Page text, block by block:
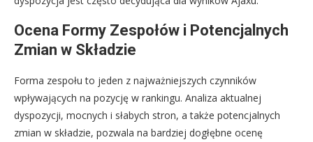
Ocena Formy Zespołów i Potencjalnych
Zmian w Składzie
Forma zespołu to jeden z najważniejszych czynników
wpływających na pozycję w rankingu. Analiza aktualnej
dyspozycji, mocnych i słabych stron, a także potencjalnych
zmian w składzie, pozwala na bardziej dogłębne ocenę